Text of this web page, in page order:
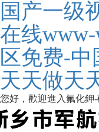
国产一级
在线
区免费-
天天做天
您好，歡迎進入氟化鉀